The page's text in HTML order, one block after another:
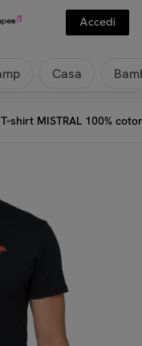
Accedi
Casa
T-shirt MISTRAL 100%